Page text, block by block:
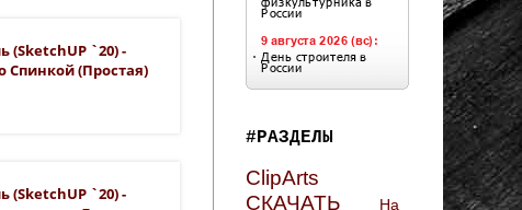
(SketchUP `20) -
Спинкой (простая)
(SketchUP `20) -
#РАЗДЕЛЫ
ClipArts
СКАЧАТЬ
На